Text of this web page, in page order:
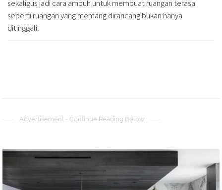
sekaligus jadi cara ampuh untuk membuat ruangan terasa
seperti ruangan yang memang dirancang bukan hanya
ditinggali.
Advertisement - Continue Reading Below